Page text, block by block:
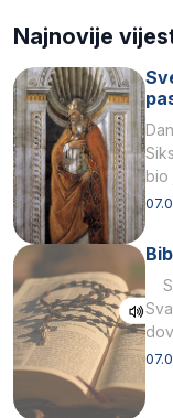
Najnovije
bio